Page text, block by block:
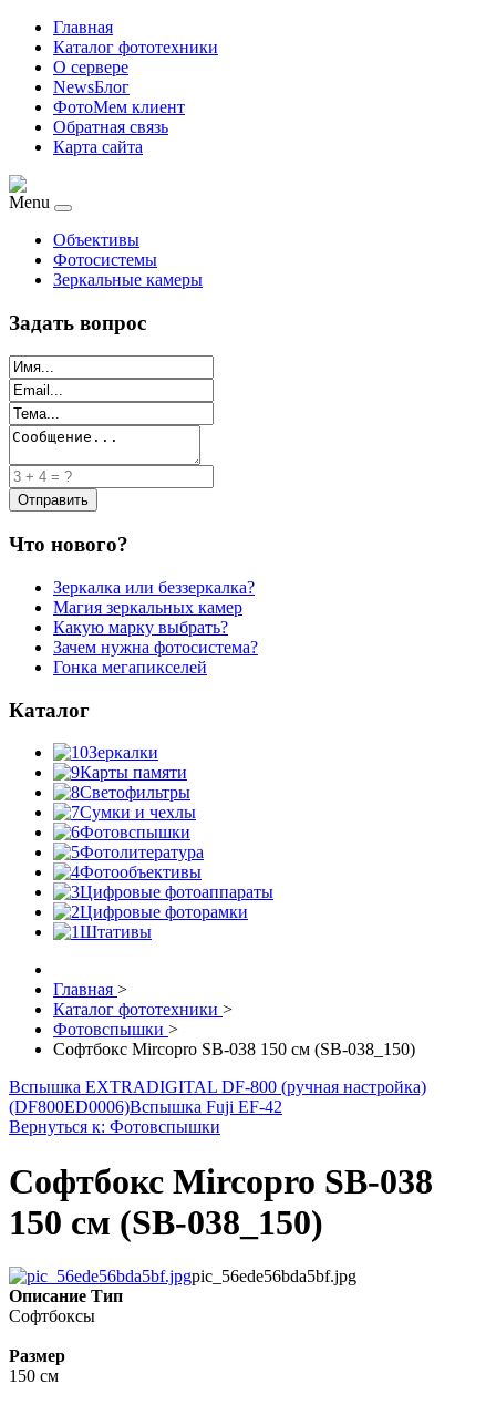
Главная
Каталог фототехники
О сервере
NewsБлог
ФотоМем клиент
Обратная связь
Карта сайта
Menu
Объективы
Фотосистемы
Зеркальные камеры
Задать вопрос
Что нового?
Зеркалка или беззеркалка?
Магия зеркальных камер
Какую марку выбрать?
Зачем нужна фотосистема?
Гонка мегапикселей
Каталог
Зеркалки
Карты памяти
Светофильтры
Сумки и чехлы
Фотовспышки
Фотолитература
Фотообъективы
Цифровые фотоаппараты
Цифровые фоторамки
Штативы
Главная >
Каталог фототехники >
Фотовспышки >
Софтбокс Mircopro SB-038 150 см (SB-038_150)
Вспышка EXTRADIGITAL DF-800 (ручная настройка)
(DF800ED0006)Вспышка Fuji EF-42
Вернуться к: Фотовспышки
Софтбокс Mircopro SB-038
150 см (SB-038_150)
pic_56ede56bda5bf.jpg
Описание Тип
Софтбоксы
Размер
150 см